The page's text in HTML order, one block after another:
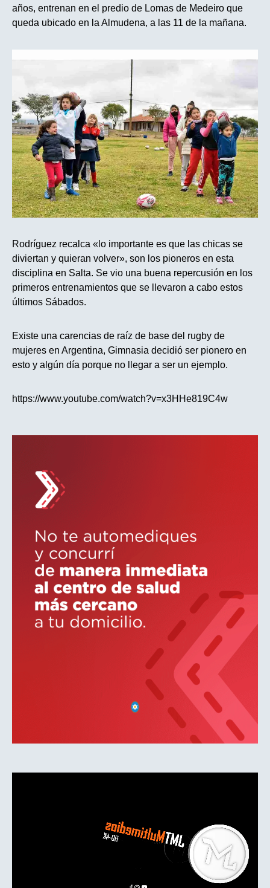
años, entrenan en el predio de Lomas de Medeiro que
queda ubicado en la Almudena, a las 11 de la mañana.
Rodríguez recalca «lo importante es que las chicas se
diviertan y quieran volver», son los pioneros en esta
disciplina en Salta. Se vio una buena repercusión en los
primeros entrenamientos que se llevaron a cabo estos
últimos Sábados.
Existe una carencias de raíz de base del rugby de
mujeres en Argentina, Gimnasia decidió ser pionero en
esto y algún día porque no llegar a ser un ejemplo.
https://www.youtube.com/watch?v=x3HHe819C4w